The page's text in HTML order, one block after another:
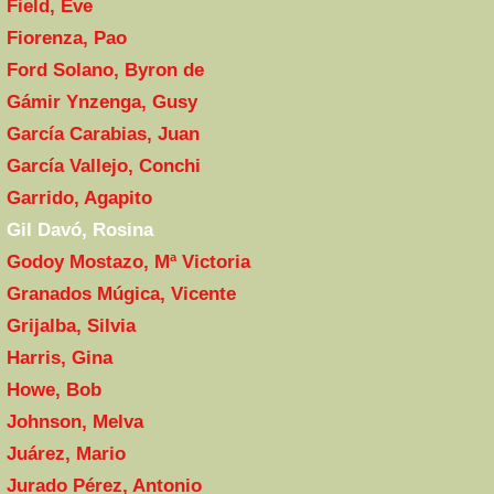
Field, Eve
Fiorenza, Pao
Ford Solano, Byron de
Gámir Ynzenga, Gusy
García Carabias, Juan
García Vallejo, Conchi
Garrido, Agapito
Gil Davó, Rosina
Godoy Mostazo, Mª Victoria
Granados Múgica, Vicente
Grijalba, Silvia
Harris, Gina
Howe, Bob
Johnson, Melva
Juárez, Mario
Jurado Pérez, Antonio